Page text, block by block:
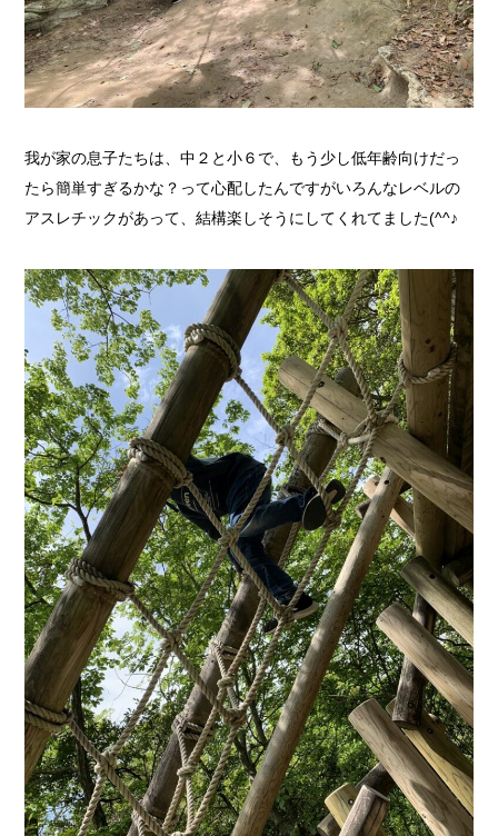
我が家の息子たちは、中２と小６で、もう少し低年齢向けだっ
たら簡単すぎるかな？って心配したんですがいろんなレベルの
アスレチックがあって、結構楽しそうにしてくれてました(^^♪